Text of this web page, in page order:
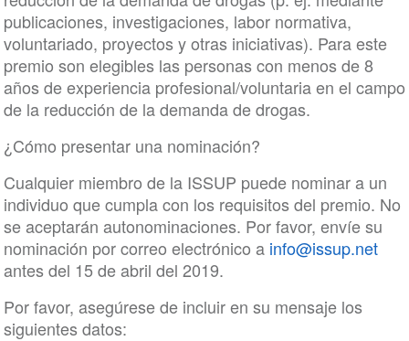
publicaciones, investigaciones, labor normativa,
voluntariado, proyectos y otras iniciativas). Para este
premio son elegibles las personas con menos de 8
años de experiencia profesional/voluntaria en el campo
de la reducción de la demanda de drogas.
¿Cómo presentar una nominación?
Cualquier miembro de la ISSUP puede nominar a un
individuo que cumpla con los requisitos del premio. No
se aceptarán autonominaciones. Por favor, envíe su
nominación por correo electrónico a info@issup.net
antes del 15 de abril del 2019.
Por favor, asegúrese de incluir en su mensaje los
siguientes datos: